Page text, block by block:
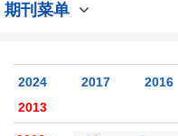
期刊菜单
2024 2017 2016
2013